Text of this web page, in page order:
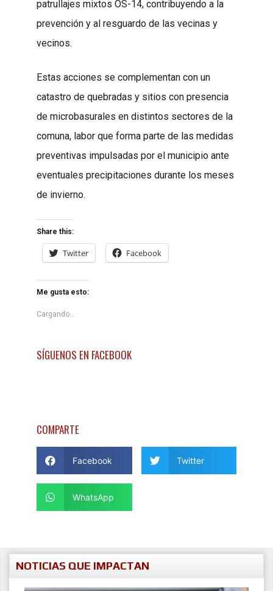
patrullajes mixtos OS-14, contribuyendo a la
prevención y al resguardo de las vecinas y
vecinos.
Estas acciones se complementan con un
catastro de quebradas y sitios con presencia
de microbasurales en distintos sectores de la
comuna, labor que forma parte de las medidas
preventivas impulsadas por el municipio ante
eventuales precipitaciones durante los meses
de invierno.
Share this:
Twitter Facebook
Me gusta esto:
Cargando...
SÍGUENOS EN FACEBOOK
COMPARTE
Facebook Twitter
WhatsApp
NOTICIAS QUE IMPACTAN